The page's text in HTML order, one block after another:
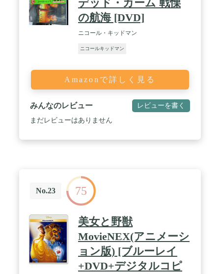
デッド・カーム 戦慄
の航海 [DVD]
ニコール・キッドマン
ニコールキッドマン
Amazonで詳しく見る
みんなのレビュー レビューを書く
まだレビューはありません
No.23 75
美女と野獣
MovieNEX(アニメーシ
ョン版) [ブルーレイ
+DVD+デジタルコピ